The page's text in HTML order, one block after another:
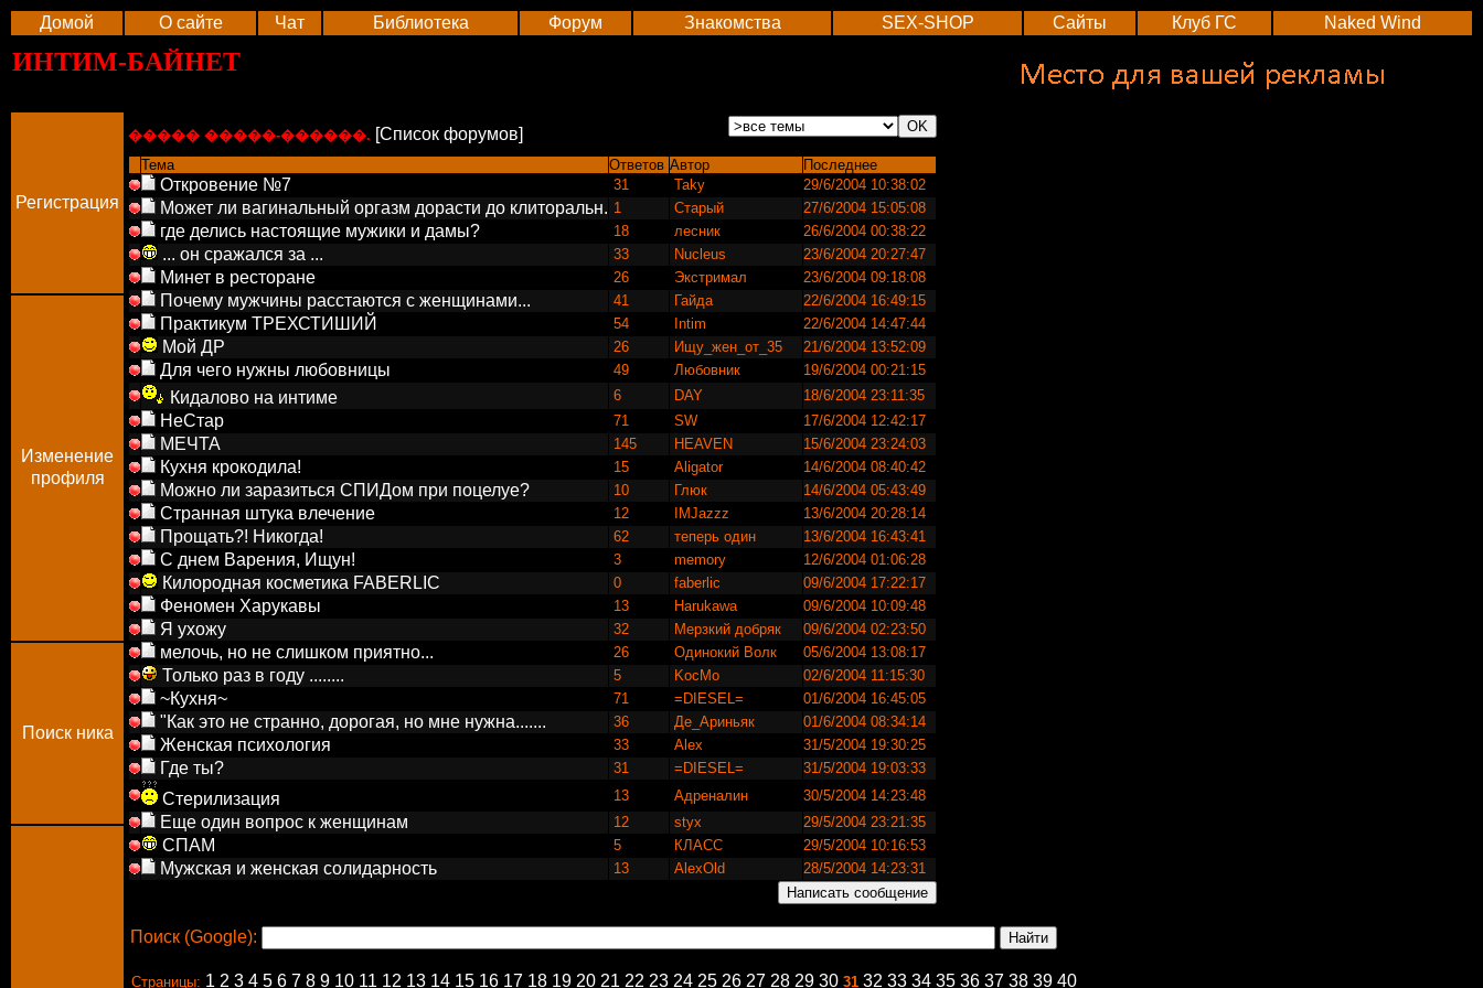
Домой О сайте Чат Библиотека Форум Знакомства SEX-SHOP Сайты Клуб ГС Naked Wind
ИНТИМ-БАЙНЕТ
Регистрация
����� �����-������. [Список форумов]
Тема Ответов Автор Последнее
Откровение №7 31 Taky 29/6/2004 10:38:02
Может ли вагинальный оргазм дорасти до клиторальн. 1 Старый 27/6/2004 15:05:08
где делись настоящие мужики и дамы? 18 лесник 26/6/2004 00:38:22
... он сражался за ... 33 Nucleus 23/6/2004 20:27:47
Минет в ресторане 26 Экстримал 23/6/2004 09:18:08
Почему мужчины расстаются с женщинами... 41 Гайда 22/6/2004 16:49:15
Практикум ТРЕХСТИШИЙ 54 Intim 22/6/2004 14:47:44
Мой ДР 26 Ищу_жен_от_35 21/6/2004 13:52:09
Для чего нужны любовницы 49 Любовник 19/6/2004 00:21:15
Кидалово на интиме 6 DAY 18/6/2004 23:11:35
НеСтар 71 SW 17/6/2004 12:42:17
МЕЧТА 145 HEAVEN 15/6/2004 23:24:03
Кухня крокодила! 15 Aligator 14/6/2004 08:40:42
Можно ли заразиться СПИДом при поцелуе? 10 Глюк 14/6/2004 05:43:49
Странная штука влечение 12 IMJazzz 13/6/2004 20:28:14
Прощать?! Никогда! 62 теперь один 13/6/2004 16:43:41
С днем Варения, Ищун! 3 memory 12/6/2004 01:06:28
Килородная косметика FABERLIC 0 faberlic 09/6/2004 17:22:17
Феномен Харукавы 13 Harukawa 09/6/2004 10:09:48
Я ухожу 32 Мерзкий добряк 09/6/2004 02:23:50
мелочь, но не слишком приятно... 26 Одинокий Волк 05/6/2004 13:08:17
Только раз в году ........ 5 KocMo 02/6/2004 11:15:30
~Кухня~ 71 =DIESEL= 01/6/2004 16:45:05
"Как это не странно, дорогая, но мне нужна....... 36 Де_Ариньяк 01/6/2004 08:34:14
Женская психология 33 Alex 31/5/2004 19:30:25
Где ты? 31 =DIESEL= 31/5/2004 19:03:33
Стерилизация 13 Адреналин 30/5/2004 14:23:48
Еще один вопрос к женщинам 12 styx 29/5/2004 23:21:35
СПАМ 5 КЛАСС 29/5/2004 10:16:53
Мужская и женская солидарность 13 AlexOld 28/5/2004 14:23:31
Поиск (Google):
Страницы: 1 2 3 4 5 6 7 8 9 10 11 12 13 14 15 16 17 18 19 20 21 22 23 24 25 26 27 28 29 30 31 32 33 34 35 36 37 38 39 40
Изменение
профиля
Поиск ника